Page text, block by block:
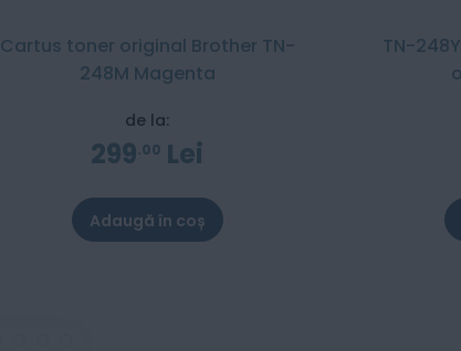
Cartus toner original Brother TN-
248M Magenta
de la:
299 00 Lei
Adaugă în coș
TN-